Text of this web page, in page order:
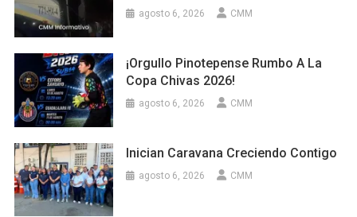
agosto 6, 2026 CMM
¡Orgullo Pinotepense Rumbo A La
Copa Chivas 2026!
agosto 6, 2026 CMM
Inician Caravana Creciendo Contigo
agosto 6, 2026 CMM